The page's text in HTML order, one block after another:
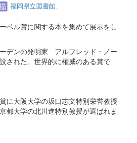
福岡県立図書館.
ベル賞に関する本を集めて展示をし
デンの発明家 アルフレッド・ノー
された、世界的に権威のある賞で
に大阪大学の坂口志文特別栄誉教授
都大学の北川進特別教授が選ばれま